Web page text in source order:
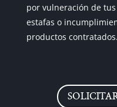
por vulneración de
estafas o
productos contratados.